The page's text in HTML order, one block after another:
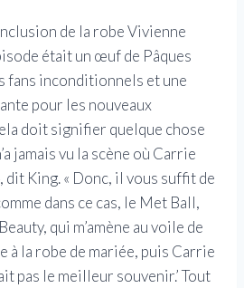
de la robe Vivienne
était un œuf de Pâques
fans inconditionnels et une
pour les nouveaux
doit signifier quelque chose
jamais vu la scène où Carrie
dit King. « Donc, il vous suffit de
dans ce cas, le Met Ball,
qui m’amène au voile de
à la robe de mariée, puis Carrie
pas le meilleur souvenir.’ Tout